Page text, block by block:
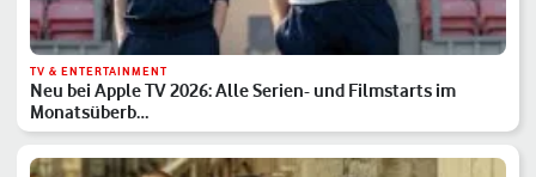
TV & ENTERTAINMENT
Neu bei Apple TV 2026: Alle Serien- und Filmstarts im
Monatsüberb…